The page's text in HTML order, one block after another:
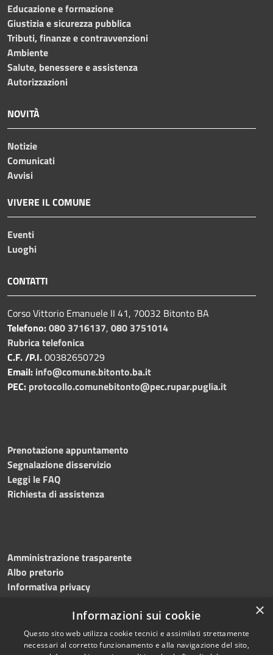
Educazione e formazione
Giustizia e sicurezza pubblica
Tributi, finanze e contravvenzioni
Ambiente
Salute, benessere e assistenza
Autorizzazioni
NOVITÀ
Notizie
Comunicati
Avvisi
VIVERE IL COMUNE
Eventi
Luoghi
CONTATTI
Corso Vittorio Emanuele II 41, 70032 Bitonto BA
Telefono:080 3716137, 080 3751014
Rubrica telefonica
C.F. /P.I.00382650729
Email: info@comune.bitonto.ba.it
PEC: protocollo.comunebitonto@pec.rupar.puglia.it
Prenotazione appuntamento
Segnalazione disservizio
Leggi le FAQ
Richiesta di assistenza
Amministrazione trasparente
Albo pretorio
Informativa privacy
Dichiarazione di accessibilità Meccanismo di feedback ×
Informazioni sui cookie
Questo sito web utilizza cookie tecnici e assimilati strettamente
necessari al corretto funzionamento e alla navigazione del sito,